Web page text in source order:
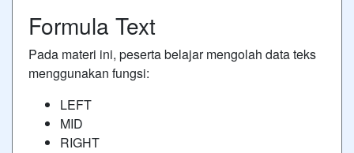
Formula Text
Pada materi ini, peserta belajar mengolah data teks
menggunakan fungsi:
LEFT
MID
RIGHT